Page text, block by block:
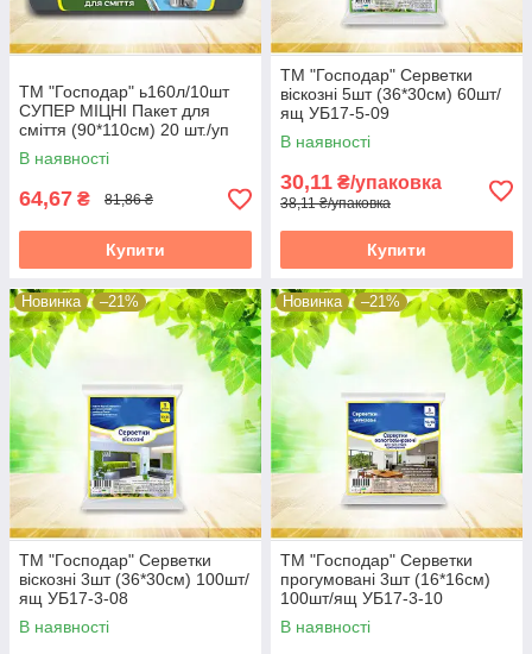
ТМ "Господар" ь160л/10шт
СУПЕР МІЦНІ Пакет для
сміття (90*110см) 20 шт./уп
УБ17
В наявності
64,67 ₴ 81,86 ₴
Купити
ТМ "Господар" Серветки
віскозні 5шт (36*30см) 60шт/
ящ УБ17-5-09
В наявності
30,11 ₴/упаковка
38,11 ₴/упаковка
Купити
Новинка –21%
ТМ "Господар" Серветки
віскозні 3шт (36*30см) 100шт/
ящ УБ17-3-08
В наявності
Новинка –21%
ТМ "Господар" Серветки
прогумовані 3шт (16*16см)
100шт/ящ УБ17-3-10
В наявності